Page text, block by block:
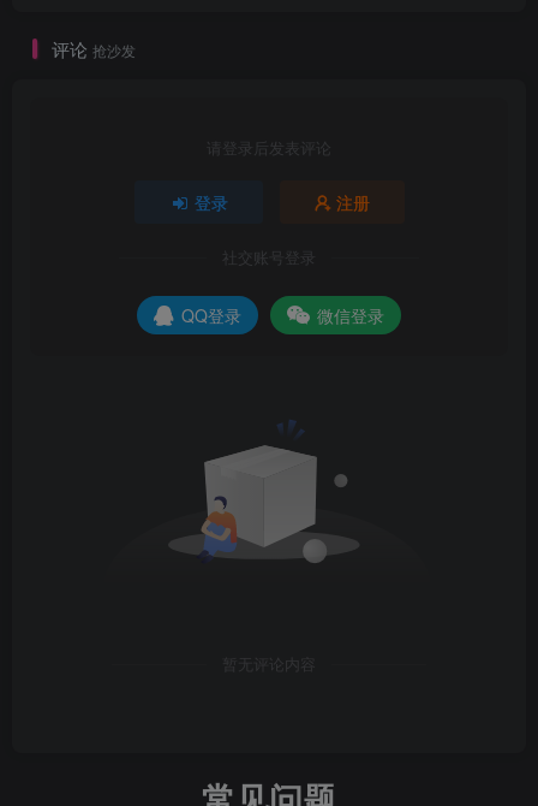
评论 抢沙发
请登录后发表评论
登录 注册
社交账号登录
QQ登录 微信登录
暂无评论内容